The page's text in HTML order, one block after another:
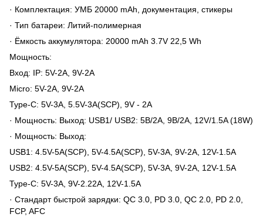
· Комплектация: УМБ 20000 mAh, документация, стикеры
· Тип батареи: Литий-полимерная
· Ёмкость аккумулятора: 20000 mAh 3.7V 22,5 Wh
Мощность:
Вход: IP: 5V-2A, 9V-2A
Micro: 5V-2A, 9V-2A
Type-C: 5V-3A, 5.5V-3A(SCP), 9V - 2A
· Мощность: Выход: USB1/ USB2: 5В/2А, 9В/2А, 12V/1.5A (18W)
· Мощность: Выход:
USB1: 4.5V-5A(SCP), 5V-4.5A(SCP), 5V-3A, 9V-2A, 12V-1.5A
USB2: 4.5V-5A(SCP), 5V-4.5A(SCP), 5V-3A, 9V-2A, 12V-1.5A
Type-C: 5V-3A, 9V-2.22A, 12V-1.5A
· Стандарт быстрой зарядки: QC 3.0, PD 3.0, QC 2.0, PD 2.0,
FCP, AFC